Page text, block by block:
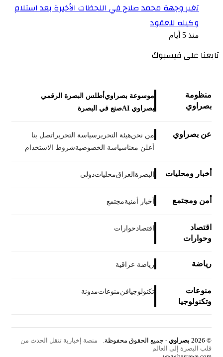
تغير وجهة محمد صلاح في اللحظات الأخيرة بعد استلام
وكيله للعقود
منذ 5 أيام
تابعنا على فيسبوك
منظومة
بصراوي
موسوعة بصراوي أطلس البصرة الرقمي
بصراوي AI
صنع في البصرة
عن بصراوي من نحنهيئة التحرير سياسة التحرير اتصل بنا
أعلن معناسياسة الخصوصيةشروط الاستخدام
أخبار ومحليات البصرة العراقمحلياتدولي
أمن ومجتمع أخبار أمنيةمجتمع
اقتصاد
وحوارات
اقتصادحوارات
رياضة رياضة عراقية
منوعات
وتكنولوجيا
تكنولوجيافنمنوعاتمدونة
© 2026 بصراوي - جميع الحقوق محفوظة.
منصة إخبارية تنقل الحدث من
قلب البصرة إلى العالم